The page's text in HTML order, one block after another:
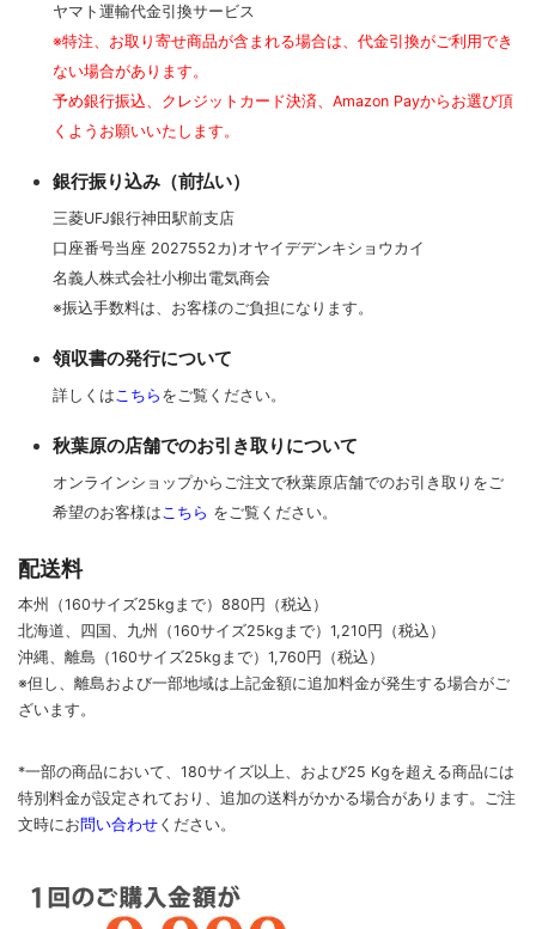
ヤマト運輸代金引換サービス
※特注、お取り寄せ商品が含まれる場合は、代金引換がご利用でき
ない場合があります。
予め銀行振込、クレジットカード決済、Amazon Payからお選び頂
くようお願いいたします。
銀行振り込み（前払い）
三菱UFJ銀行神田駅前支店
口座番号当座 2027552カ)オヤイデデンキショウカイ
名義人株式会社小柳出電気商会
※振込手数料は、お客様のご負担になります。
領収書の発行について
詳しくは こちら をご覧ください。
秋葉原の店舗でのお引き取りについて
オンラインショップからご注文で秋葉原店舗でのお引き取りをご
希望のお客様は こちら をご覧ください。
配送料
本州（160サイズ25kgまで）880円（税込）
北海道、四国、九州 （160サイズ25kgまで） 1,210円（税込）
沖縄、離島 （160サイズ25kgまで） 1,760円（税込）
※但し、離島および一部地域は上記金額に追加料金が発生する場合がご
ざいます。
*一部の商品において、180サイズ以上、および25 Kgを超える商品には
特別料金が設定されており、追加の送料がかかる場合があります。
ご注
文時に お問い合わせ ください。